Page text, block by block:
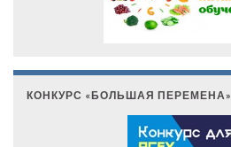
КОНКУРС «БОЛЬШАЯ ПЕРЕМЕНА»